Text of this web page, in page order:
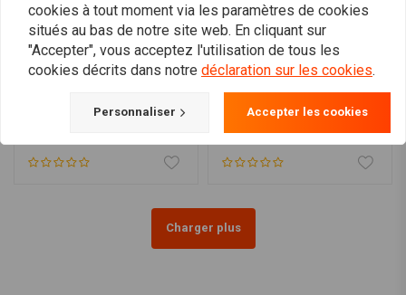
pince "Cafe racer"
garde-boue
€92,95
Charger plus
cookies à tout moment via les paramètres de cookies
situés au bas de notre site web. En cliquant sur
"Accepter", vous acceptez l'utilisation de tous les
cookies décrits dans notre déclaration sur les cookies.
Personnaliser Accepter les cookies